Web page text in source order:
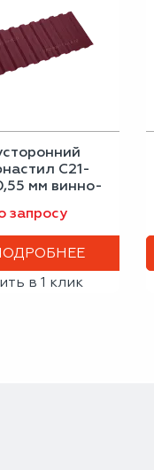
С21-
мм винно-
запросу
в 1 клик